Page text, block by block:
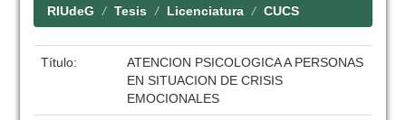
RIUdeG Tesis Licenciatura CUCS
Título:
ATENCION PSICOLOGICA A PERSONAS
EN SITUACION DE CRISIS
EMOCIONALES